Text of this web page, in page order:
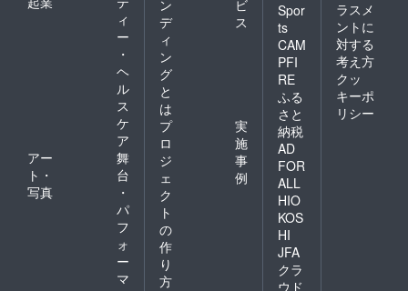
ィ
ー
・
ヘ
ル
ス
ケ
ア
アー
ト・
写真
舞
台
・
パ
フ
ォ
ー
マ
ン
デ
ィ
ン
グ
と
は
ビ
ス
プ
ロ
ジ
ェ
ク
ト
の
作
り
方
実
施
事
例
Spor
ts
CAM
PFI
RE
ふる
さと
納税
AD
FOR
ALL
HIO
KOS
HI
JFA
クラ
ウド
ラスメ
ントに
対する
考え方
クッ
キーポ
リシー